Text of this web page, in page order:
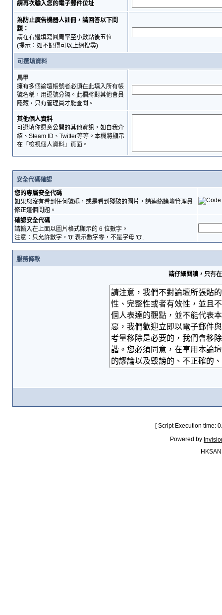
請再次輸入您的電子郵件位址
為防止廣告機器人註冊，請回答以下問
題：
請在右邊填寫圓周率至小數點後五位
(提示：如不記得可以上網搜尋)
可選填資料
馬甲
擁有多個論壇帳號者必須在此填入所有帳
號名稱，用逗號分隔。此欄將對其他會員
隱藏，只有管理員才能查閱。
其他個人資料
可選填你愿意公開的其他資訊，如自我介
紹、Steam ID、Twitter等等。本欄將顯示
在「檢視個人資料」頁面。
安全代碼確認
您的專屬安全代碼
如果您沒有看到任何號碼，或是看到殘破的圖片，請連絡論壇管理員
修正這個問題。
確認安全代碼
請輸入在上面以圖片格式顯示的 6 位數字。
注意：只允許數字，'0' 表示數字零，不是字母 'O'.
服務條款
請仔細閱讀，只有
[ Script Execution time:
Powered by